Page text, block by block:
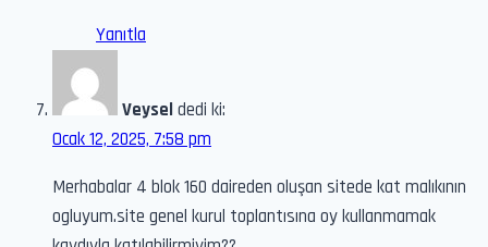
Yanıtla
Veyseldedi ki:
Ocak 12, 2025, 7:58 pm
Merhabalar 4 blok 160 daireden oluşan sitede kat malıkının
ogluyum.site genel kurul toplantısına oy kullanmamak